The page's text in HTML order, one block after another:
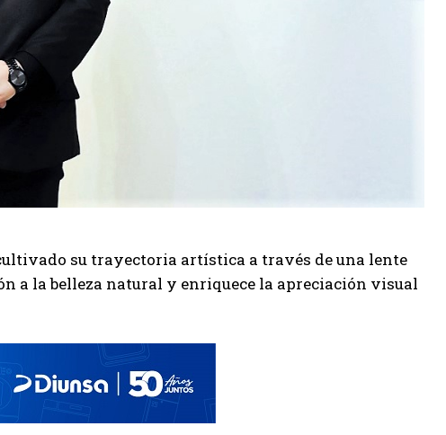
su trayectoria artística a través de una lente
a la belleza natural y enriquece la apreciación visual